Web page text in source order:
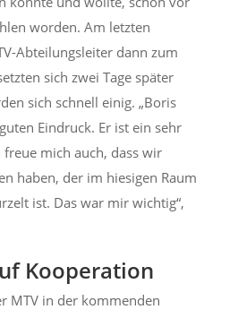
worden. Am letzten
Abteilungsleiter dann zum
sich zwei Tage später
sich schnell einig. „Boris
Eindruck. Er ist ein sehr
mich auch, dass wir
haben, der im hiesigen Raum
ist. Das war mir wichtig“,
Kooperation
MTV in der kommenden